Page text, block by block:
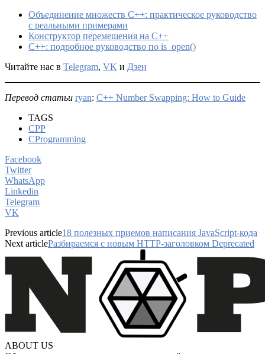
Объединение множеств C++: практическое руководство
с реальными примерами
Конструктор перемещения на C++
C++: подробное руководство по is_open()
Читайте нас в Telegram, VK и Дзен
Перевод статьи ryan: C++ Number Swapping: How to Guide
TAGS
CPP
CProgramming
Facebook
Twitter
WhatsApp
Linkedin
Telegram
VK
Previous article18 полезных приемов написания JavaScript-кода
Next articleРазбираемся с новым HTTP-заголовком Deprecated
ABOUT US